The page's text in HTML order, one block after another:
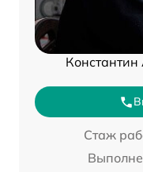
Стаж